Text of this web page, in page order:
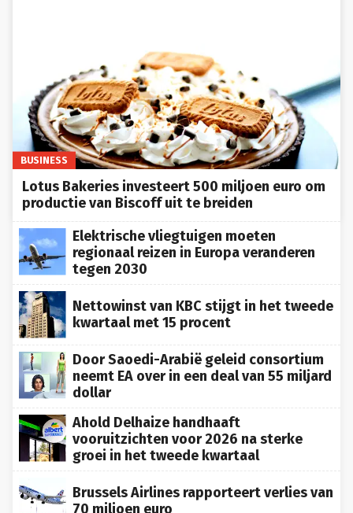
BUSINESS
Lotus Bakeries investeert 500 miljoen euro om
productie van Biscoff uit te breiden
Elektrische vliegtuigen moeten
regionaal reizen in Europa veranderen
tegen 2030
Nettowinst van KBC stijgt in het tweede
kwartaal met 15 procent
Door Saoedi-Arabië geleid consortium
neemt EA over in een deal van 55 miljard
dollar
Ahold Delhaize handhaaft
vooruitzichten voor 2026 na sterke
groei in het tweede kwartaal
Brussels Airlines rapporteert verlies van
70 miljoen euro